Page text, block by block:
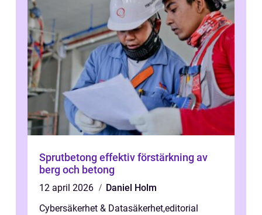
Sprutbetong effektiv förstärkning av
berg och betong
12 april 2026
Daniel Holm
Cybersäkerhet & Datasäkerhet,editorial